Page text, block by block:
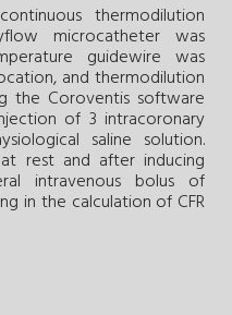
thermodilution
microcatheter was
guidewire was
and thermodilution
the Coroventis software
of 3 intracoronary
saline solution.
rest and after inducing
intravenous bolus of
in the calculation of CFR